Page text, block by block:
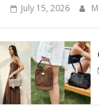
July 15, 2026